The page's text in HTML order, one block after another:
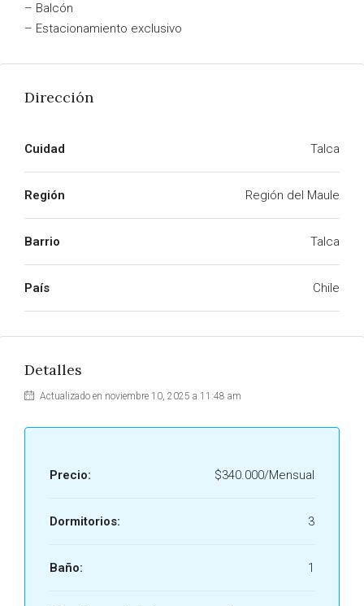
– Balcón
– Estacionamiento exclusivo
Dirección
Cuidad Talca
Región Región del Maule
Barrio Talca
País Chile
Detalles
Actualizado en noviembre 10, 2025 a 11:48 am
Precio: $340.000/Mensual
Dormitorios: 3
Baño: 1